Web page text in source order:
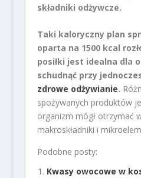
składniki odżywcze.
Taki kaloryczny plan
oparta na 1500 kcal
posiłki jest idealna dla
schudnąć przy
zdrowe odżywianie.
spożywanych produktów
organizm mógł otrzymać
makroskładniki i
Podobne posty:
Kwasy owocowe w